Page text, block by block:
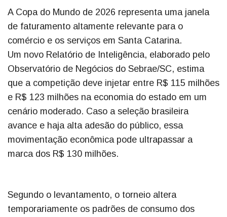
A Copa do Mundo de 2026 representa uma janela
de faturamento altamente relevante para o
comércio e os serviços em Santa Catarina.
Um novo Relatório de Inteligência, elaborado pelo
Observatório de Negócios do Sebrae/SC, estima
que a competição deve injetar entre R$ 115 milhões
e R$ 123 milhões na economia do estado em um
cenário moderado. Caso a seleção brasileira
avance e haja alta adesão do público, essa
movimentação econômica pode ultrapassar a
marca dos R$ 130 milhões.
Segundo o levantamento, o torneio altera
temporariamente os padrões de consumo dos